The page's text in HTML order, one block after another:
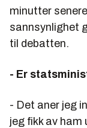
minutter
sannsynlighet
til debatten.
- Er
- Det aner jeg
jeg fikk av ham